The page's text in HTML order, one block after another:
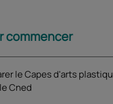
commencer
le Capes d'arts
Cned